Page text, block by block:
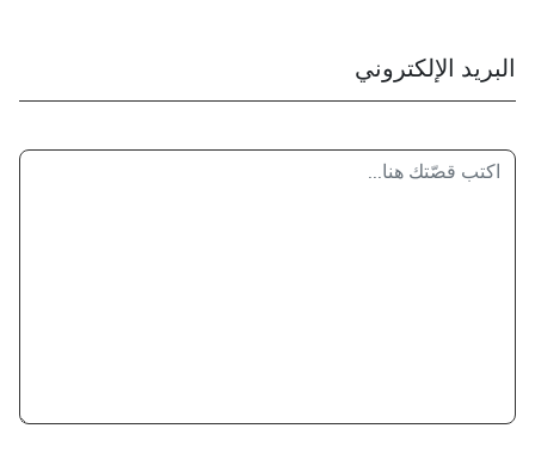
البريد الإلكتروني